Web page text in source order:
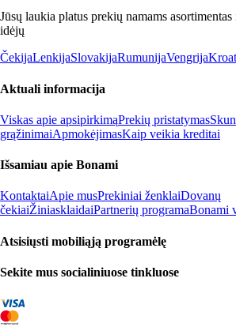
Jūsų laukia platus prekių namams
idėjų
ČekijaLenkijaSlovakijaRumunijaVengrija
Aktuali informacija
Viskas apie apsipirkimąPrekių pristatymas
grąžinimaiApmokėjimasKaip veikia kreditai
Išsamiau apie Bonami
KontaktaiApie musPrekiniai ženklaiDovanų
čekiaiŽiniasklaidaiPartnerių programaBonami
Atsisiųsti mobiliąją programėlę
Sekite mus socialiniuose tinkluose